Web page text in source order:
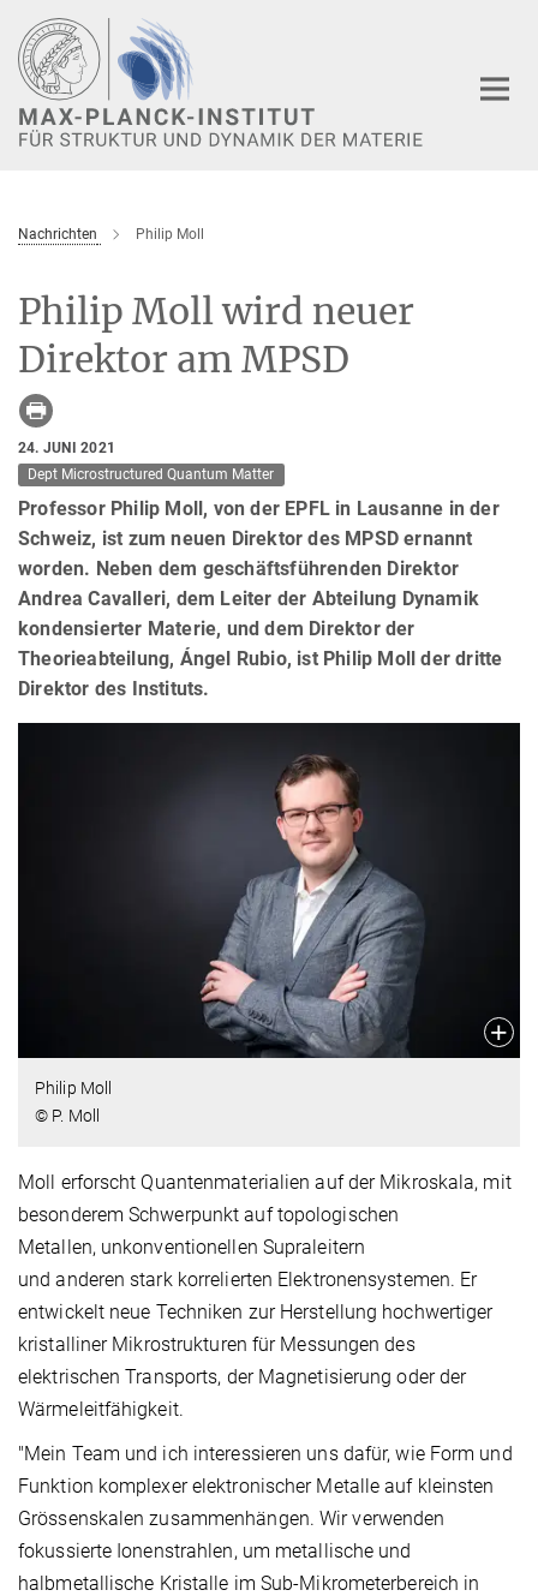
Hauptinhalt
Nachrichten Philip Moll
Philip Moll wird neuer
Direktor am MPSD
24. JUNI 2021
Dept Microstructured Quantum Matter
Professor Philip Moll, von der EPFL in Lausanne in der
Schweiz, ist zum neuen Direktor des MPSD ernannt
worden. Neben dem geschäftsführenden Direktor
Andrea Cavalleri, dem Leiter der Abteilung Dynamik
kondensierter Materie, und dem Direktor der
Theorieabteilung, Ángel Rubio, ist Philip Moll der dritte
Direktor des Instituts.
Philip Moll
© P. Moll
Moll erforscht Quantenmaterialien auf der Mikroskala, mit
besonderem Schwerpunkt auf topologischen
Metallen, unkonventionellen Supraleitern
und anderen stark korrelierten Elektronensystemen. Er
entwickelt neue Techniken zur Herstellung hochwertiger
kristalliner Mikrostrukturen für Messungen des
elektrischen Transports, der Magnetisierung oder der
Wärmeleitfähigkeit.
"Mein Team und ich interessieren uns dafür, wie Form und
Funktion komplexer elektronischer Metalle auf kleinsten
Grössenskalen zusammenhängen. Wir verwenden
fokussierte Ionenstrahlen, um metallische und
halbmetallische Kristalle im Sub-Mikrometerbereich in